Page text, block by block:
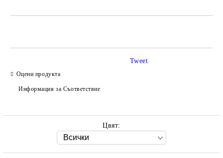
Ние ще се свържем с вас в рамките на работния ден.
Оцени продукта
Информация за Съответствие
Tweet
Цвят: